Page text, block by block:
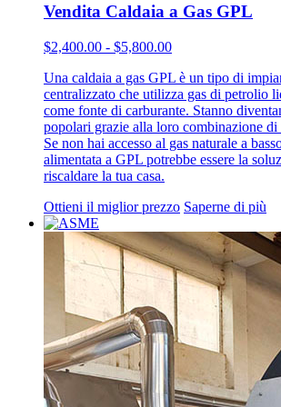
Vendita Caldaia a Gas GPL
$2,400.00 - $5,800.00
Una caldaia a gas GPL è un tipo di
centralizzato che utilizza gas di petrolio
come fonte di carburante. Stanno
popolari grazie alla loro combinazione
Se non hai accesso al gas naturale a
alimentata a GPL potrebbe essere la
riscaldare la tua casa.
Ottieni il miglior prezzo Saperne di più